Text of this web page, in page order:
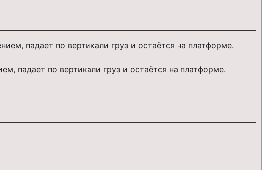
падает по вертикали груз и остаётся на платформе.